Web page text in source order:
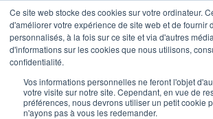
Ce site web stocke des cookies sur votre ordinateur.
d'améliorer votre expérience de site web et de fournir
personnalisés, à la fois sur ce site et via d'autres
d'informations sur les cookies que nous utilisons,
confidentialité.
Vos informations personnelles ne feront l'objet
votre visite sur notre site. Cependant, en vue de
préférences, nous devrons utiliser un petit cookie
n'ayons pas à vous les redemander.